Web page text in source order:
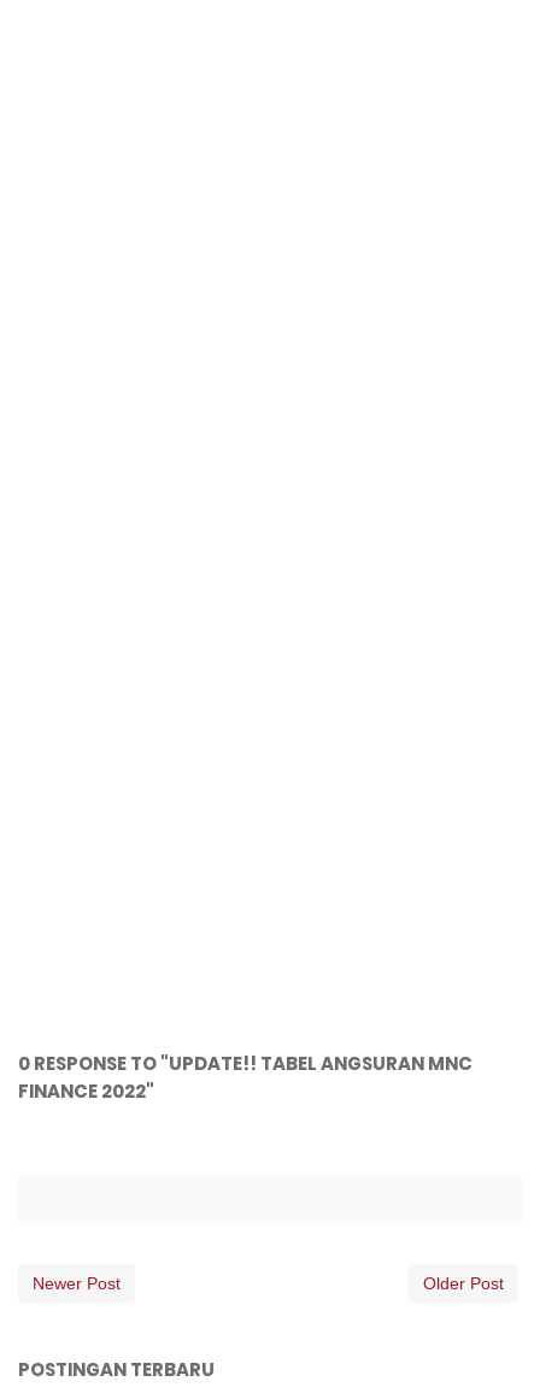
0 RESPONSE TO "UPDATE!! TABEL ANGSURAN MNC
FINANCE 2022"
Newer Post Older Post
POSTINGAN TERBARU